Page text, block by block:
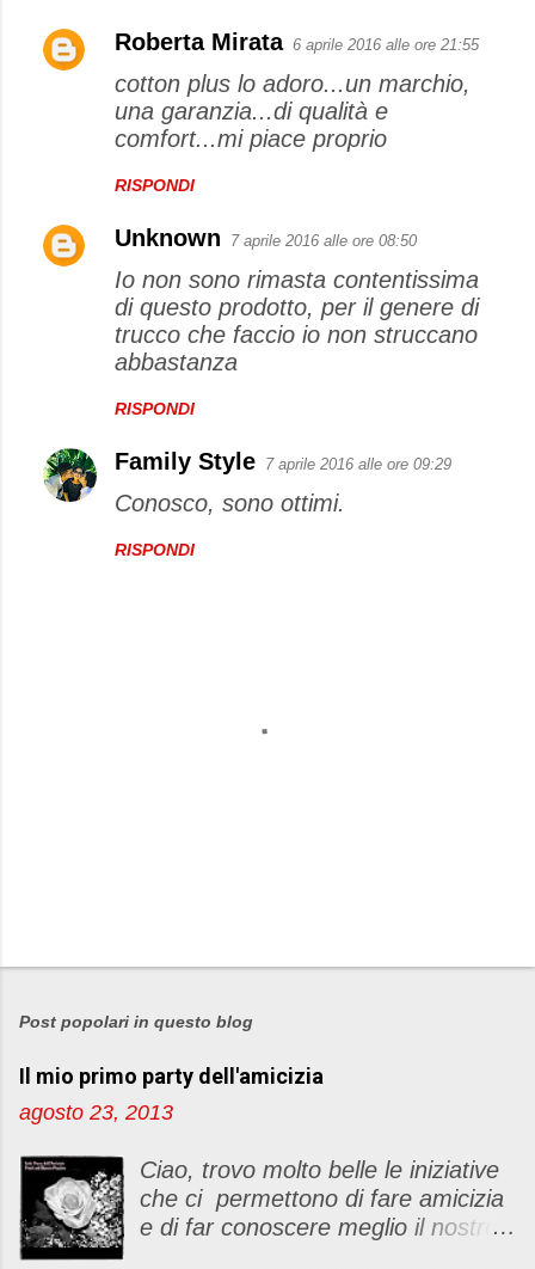
Roberta Mirata 6 aprile 2016 alle ore 21:55
cotton plus lo adoro...un marchio,
una garanzia...di qualità e
comfort...mi piace proprio
RISPONDI
Unknown 7 aprile 2016 alle ore 08:50
Io non sono rimasta contentissima
di questo prodotto, per il genere di
trucco che faccio io non struccano
abbastanza
RISPONDI
Family Style 7 aprile 2016 alle ore 09:29
Conosco, sono ottimi.
RISPONDI
P
s
a
u
c
o
m
m
Post popolari in questo blog
Il mio primo party dell'amicizia
agosto 23, 2013
Ciao, trovo molto belle le iniziative
che ci permettono di fare amicizia
e di far conoscere meglio il nostro